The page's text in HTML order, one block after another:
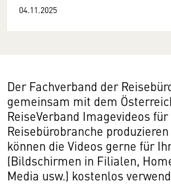
04.11.2025
Der Fachverband der
gemeinsam mit dem
ReiseVerband Imagevideos für
Reisebürobranche
können die Videos gerne für
(Bildschirmen in Filialen,
Media usw.) kostenlos
Wir benötigen Ihre
Hier würden wir Ihnen gerne
Inhalt anzeigen. Dafür benötigen
Ihre Zustimmung, da Ihr Browser
personenbezogene technische